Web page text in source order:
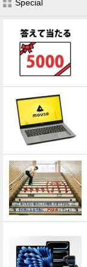
Special